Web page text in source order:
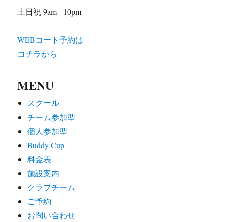
土日祝 9am - 10pm
WEBコート予約は
コチラから
MENU
スクール
チーム参加型
個人参加型
Buddy Cup
料金表
施設案内
クラブチーム
ご予約
お問い合わせ